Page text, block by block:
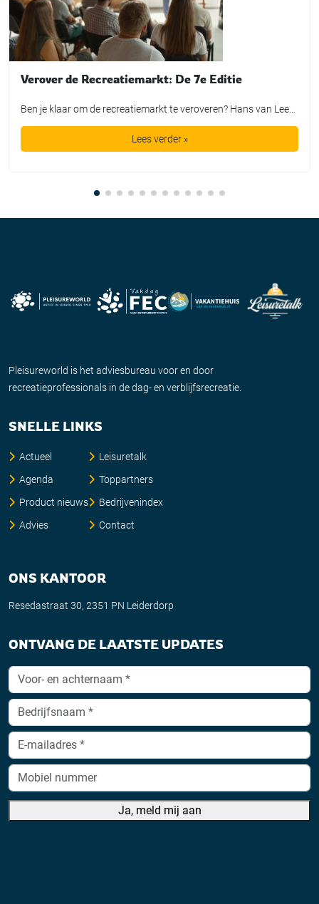
Verover de Recreatiemarkt: De 7e Editie
Lees verder »
Pleisureworld is het adviesbureau voor en door
recreatieprofessionals in de dag- en verblijfsrecreatie.
SNELLE LINKS
Actueel
Agenda
Product nieuws
Advies
Leisuretalk
Toppartners
Bedrijvenindex
Contact
ONS KANTOOR
Resedastraat 30, 2351 PN Leiderdorp
ONTVANG DE LAATSTE UPDATES
Ja, meld mij aan